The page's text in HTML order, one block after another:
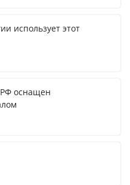
использует этот
РФ оснащен